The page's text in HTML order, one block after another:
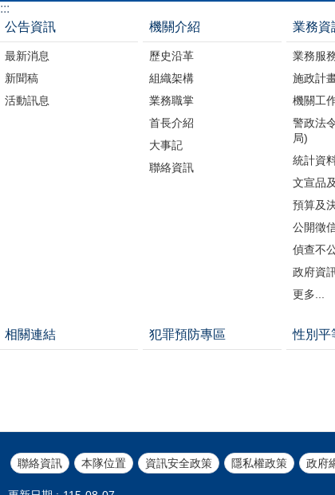
:::
公告資訊
最新消息
新聞稿
活動訊息
機關介紹
歷史沿革
組織架構
業務職掌
首長介紹
大事記
聯絡資訊
業務資
業務服
施政計
機關工
警政法
局)
統計資
文宣品
預算及
公開徵
偵查不
政府資
更多...
相關連結 犯罪預防專區 性別平
聯絡資訊 本隊位置 資訊安全政策 隱私權政策 政府